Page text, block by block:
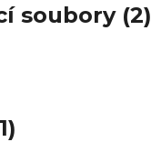
soubory (2)